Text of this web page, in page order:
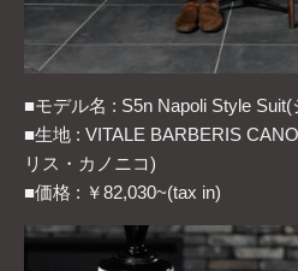
■モデル名 : S5n Napoli Style
■生地 : VITALE BARBERIS
リス・カノニコ)
■価格 : ￥82,030~(tax in)